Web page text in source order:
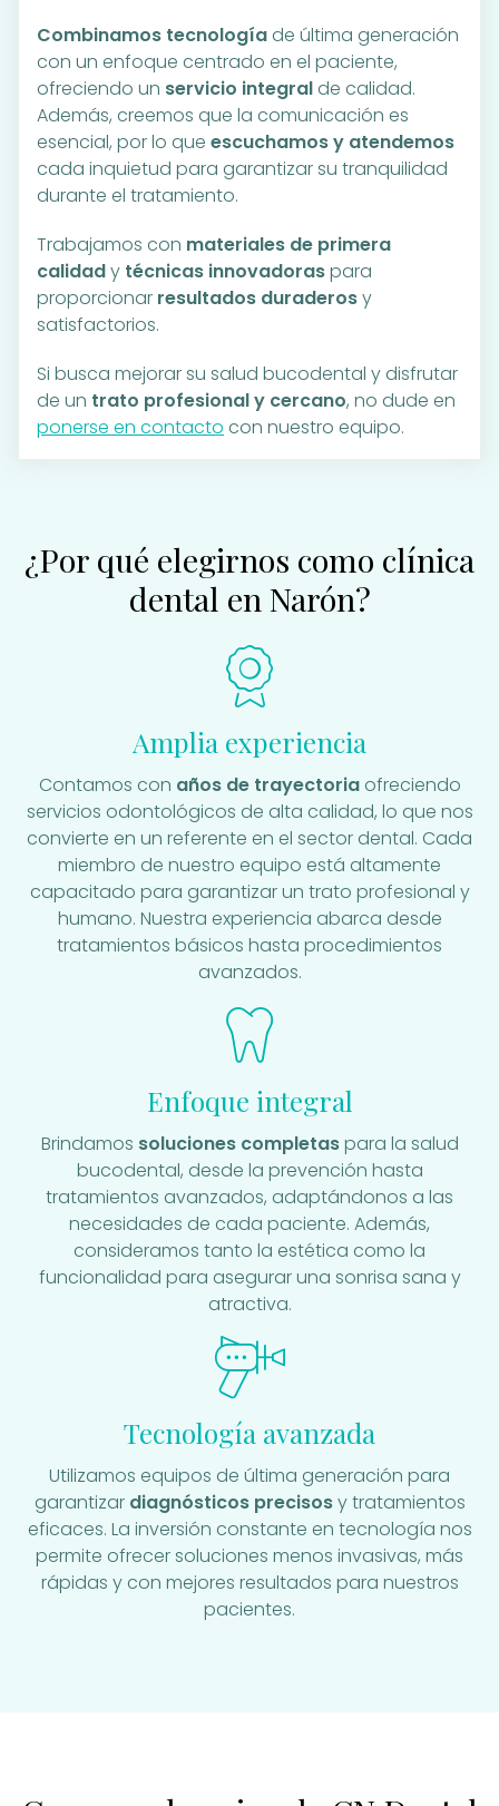
Combinamos tecnologíade última generación
con un enfoque centrado en el paciente,
ofreciendo un servicio integralde calidad.
Además, creemos que la comunicación es
esencial, por lo que escuchamos y atendemos
cada inquietud para garantizar su tranquilidad
durante el tratamiento.
Trabajamos con materiales de primera
calidady técnicas innovadoraspara
proporcionar resultados duraderosy
satisfactorios.
Si busca mejorar su salud bucodental y disfrutar
de un trato profesional y cercano, no dude en
ponerse en contacto con nuestro equipo.
¿Por qué elegirnos como clínica
dental en Narón?
Amplia experiencia
Contamos con años de trayectoriaofreciendo
servicios odontológicos de alta calidad, lo que nos
convierte en un referente en el sector dental. Cada
miembro de nuestro equipo está altamente
capacitado para garantizar un trato profesional y
humano. Nuestra experiencia abarca desde
tratamientos básicos hasta procedimientos
avanzados.
Enfoque integral
Brindamos soluciones completaspara la salud
bucodental, desde la prevención hasta
tratamientos avanzados, adaptándonos a las
necesidades de cada paciente. Además,
consideramos tanto la estética como la
funcionalidad para asegurar una sonrisa sana y
atractiva.
Tecnología avanzada
Utilizamos equipos de última generación para
garantizar diagnósticos precisosy tratamientos
eficaces. La inversión constante en tecnología nos
permite ofrecer soluciones menos invasivas, más
rápidas y con mejores resultados para nuestros
pacientes.